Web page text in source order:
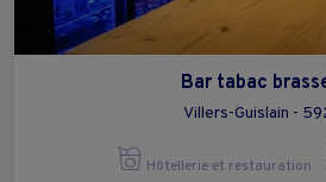
Bar tabac
Villers-Guislain -
Hôtellerie et restauration